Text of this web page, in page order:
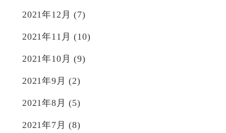
2021年12月 (7)
2021年11月 (10)
2021年10月 (9)
2021年9月 (2)
2021年8月 (5)
2021年7月 (8)